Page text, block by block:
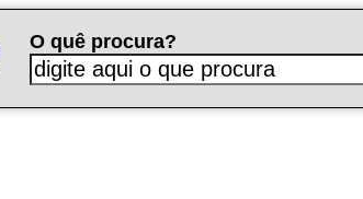
O quê procura?